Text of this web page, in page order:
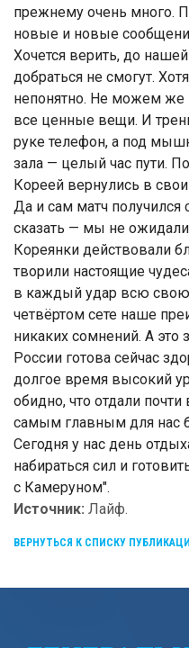
прежнему очень много.
новые и новые
Хочется верить, до
добраться не смогут.
непонятно. Не можем же
все ценные вещи. И
руке телефон, а под
зала — целый час пути.
Кореей вернулись в
Да и сам матч
сказать — мы не
Кореянки действовали
творили настоящие
в каждый удар всю свою
четвёртом сете наше
никаких сомнений. А это
России готова сейчас
долгое время высокий
обидно, что отдали
самым главным для нас
Сегодня у нас день
набираться сил и
с Камеруном".
Источник: Лайф.
ВЕРНУТЬСЯ К СПИСКУ